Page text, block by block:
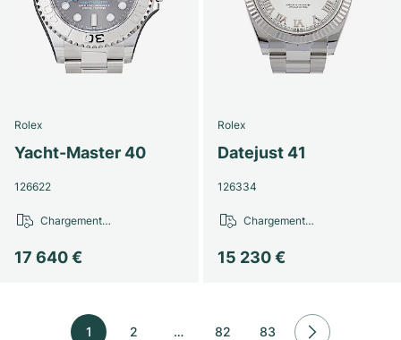
Rolex
Yacht-Master 40
126622
17 640 €
Chargement…
Rolex
Datejust 41
126334
15 230 €
Chargement…
1 2 … 82 83